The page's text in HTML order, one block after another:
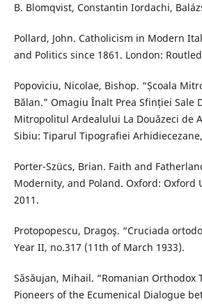
B. Blomqvist, Constantin Iordachi,
Pollard, John. Catholicism in Modern
and Politics since 1861. London:
Popoviciu, Nicolae, Bishop. “Școala
Bălan.” Omagiu Înalt Prea Sfinției Sale
Mitropolitul Ardealului La Douăzeci de
Sibiu: Tiparul Tipografiei
Porter-Szücs, Brian. Faith and
Modernity, and Poland. Oxford: Oxford
2011.
Protopopescu, Dragoş. “Cruciada
Year II, no.317 (11th of March 1933).
Săsăujan, Mihail. “Romanian Orthodox
Pioneers of the Ecumenical Dialogue